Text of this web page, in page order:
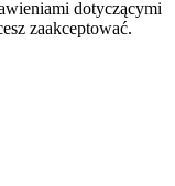
dotyczącymi
zaakceptować.